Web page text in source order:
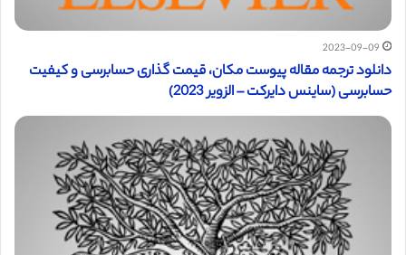
2023-09-09
دانلود ترجمه مقاله پیوست مکان، قیمت گذاری حسابرسی و کیفیت
حسابرسی (ساینس دایرکت – الزویر 2023)